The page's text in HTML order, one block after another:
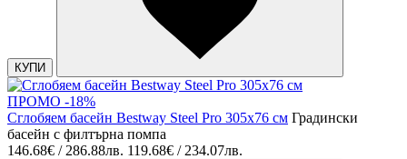
КУПИ
ПРОМО -18%
Сглобяем басейн Bestway Steel Pro 305x76 см Градински
басейн с филтърна помпа
146.68€ / 286.88лв. 119.68€ / 234.07лв.